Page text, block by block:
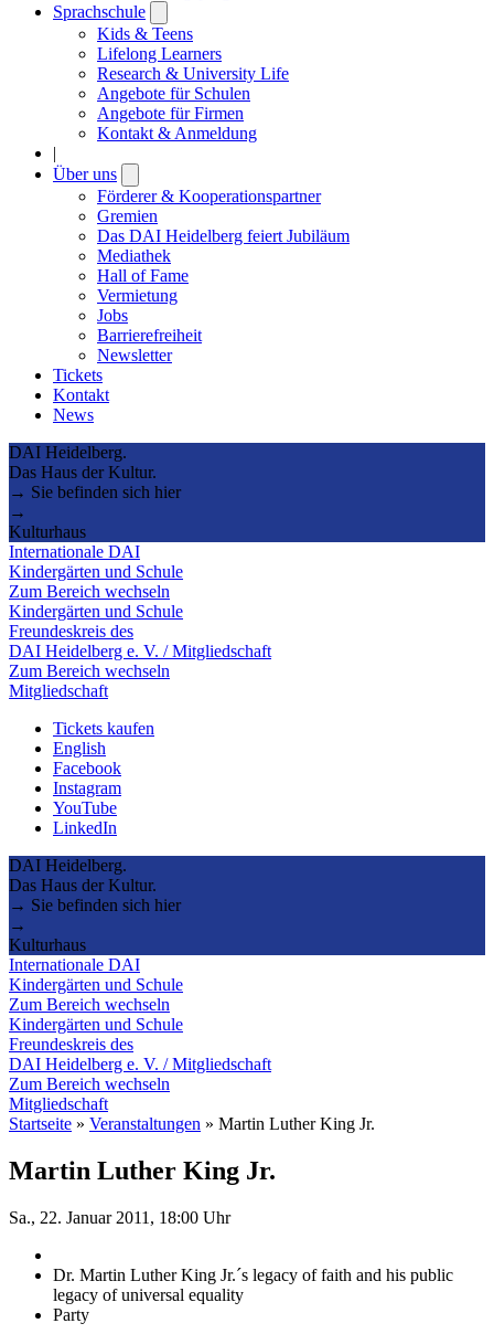
Sprachschule
submenu
Kids & Teens
Lifelong Learners
Research & University Life
Angebote für Schulen
Angebote für Firmen
Kontakt & Anmeldung
|
Über uns
submenu
Förderer & Kooperationspartner
Gremien
Das DAI Heidelberg feiert Jubiläum
Mediathek
Hall of Fame
Vermietung
Jobs
Barrierefreiheit
Newsletter
Tickets
Kontakt
News
DAI Heidelberg.
Das Haus der Kultur.
→ Sie befinden sich hier
→
Kulturhaus
Internationale DAI
Kindergärten und Schule
Zum Bereich wechseln
Kindergärten und Schule
Freundeskreis des
DAI Heidelberg e. V. / Mitgliedschaft
Zum Bereich wechseln
Mitgliedschaft
Tickets kaufen
English
Facebook
Instagram
YouTube
LinkedIn
DAI Heidelberg.
Das Haus der Kultur.
→ Sie befinden sich hier
→
Kulturhaus
Internationale DAI
Kindergärten und Schule
Zum Bereich wechseln
Kindergärten und Schule
Freundeskreis des
DAI Heidelberg e. V. / Mitgliedschaft
Zum Bereich wechseln
Mitgliedschaft
Startseite » Veranstaltungen » Martin Luther King Jr.
Martin Luther King Jr.
Sa., 22. Januar 2011, 18:00 Uhr
Dr. Martin Luther King Jr.´s legacy of faith and his public
legacy of universal equality
Party